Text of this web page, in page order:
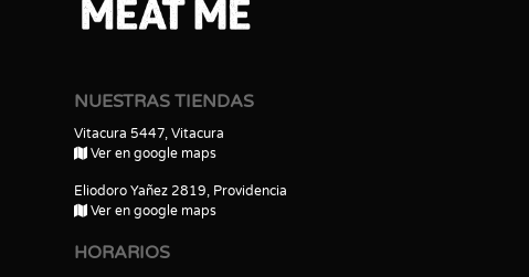
NUESTRAS TIENDAS
Vitacura 5447, Vitacura
Ver en google maps
Eliodoro Yañez 2819, Providencia
Ver en google maps
HORARIOS